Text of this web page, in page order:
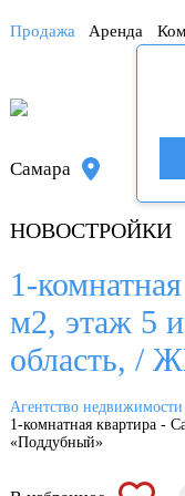
Продажа Аренда
Самара
НОВОСТРОЙКИ
1-
м2, этаж 5
область, /
Агентство
1-комнатная квартира -
«Поддубный»